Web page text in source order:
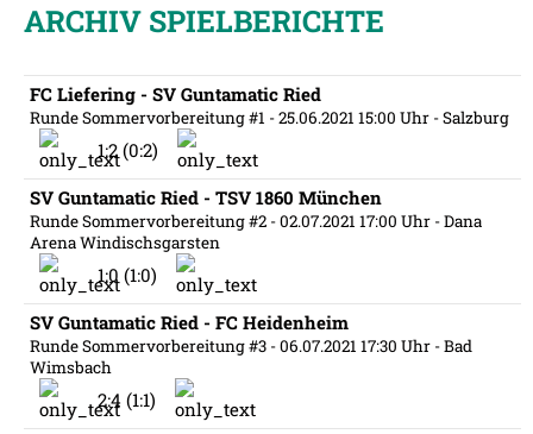
ARCHIV SPIELBERICHTE
FC Liefering - SV Guntamatic Ried
Runde Sommervorbereitung #1 - 25.06.2021 15:00 Uhr - Salzburg
1:2 (0:2)
SV Guntamatic Ried - TSV 1860 München
Runde Sommervorbereitung #2 - 02.07.2021 17:00 Uhr - Dana
Arena Windischsgarsten
1:0 (1:0)
SV Guntamatic Ried - FC Heidenheim
Runde Sommervorbereitung #3 - 06.07.2021 17:30 Uhr - Bad
Wimsbach
2:4 (1:1)